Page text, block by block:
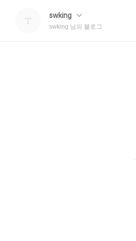
swking
swking 님의 블로그